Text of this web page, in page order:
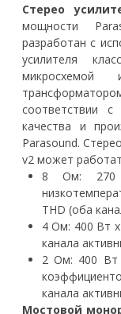
Стерео
мощности
разработан с
усилителя
микросхемой
соответствии с
качества и
Parasound.
v2 может
8 Ом: 270
THD (оба
4 Ом: 400 Вт x
канала
2 Ом: 400 Вт
канала
Мостовой